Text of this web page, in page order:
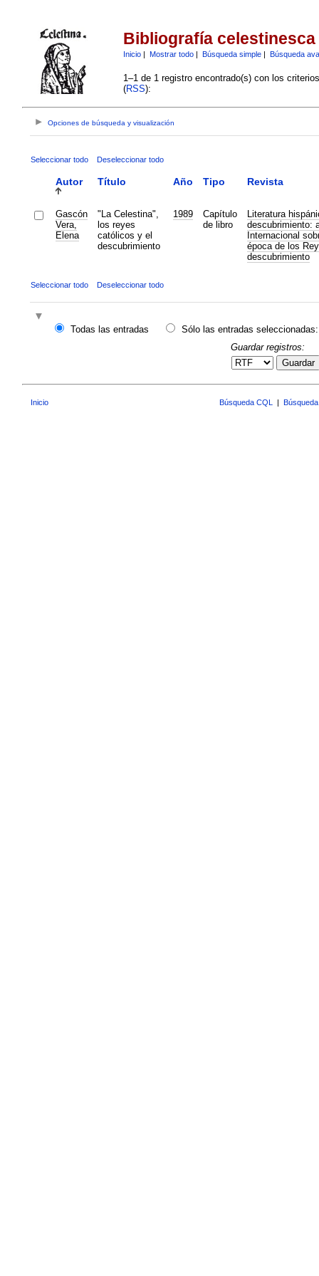
Bibliografía celestinesca
Inicio| Mostrar todo| Búsqueda simple| Búsqueda
1–1 de 1 registro encontrado(s) con los
(RSS):
Opciones de búsqueda y visualización
Seleccionar todo Deseleccionar todo
Autor Título Año Tipo Revista
Gascón
Vera,
Elena
"La Celestina",
los reyes
católicos y el
descubrimiento
1989
Capítulo
de libro
Literatura
descubrimiento:
Internacional
época de los
descubrimiento
Seleccionar todo Deseleccionar todo
Todas las entradas
Sólo las entradas seleccionadas:
Guardar registros:
Guardar
Inicio Búsqueda CQL